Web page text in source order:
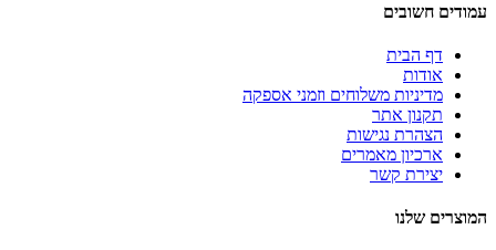
עמודים חשובים
דף הבית
אודות
מדיניות משלוחים וזמני אספקה
תקנון אתר
הצהרת נגישות
ארכיון מאמרים
יצירת קשר
המוצרים שלנו